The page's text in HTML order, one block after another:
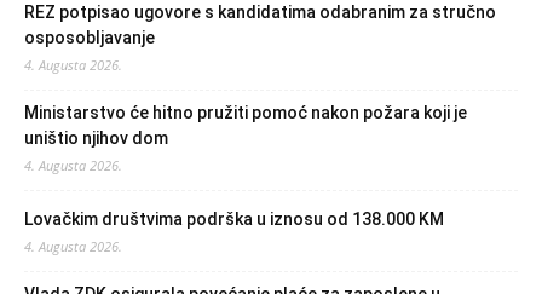
REZ potpisao ugovore s kandidatima odabranim za stručno
osposobljavanje
4. Augusta 2026.
Ministarstvo će hitno pružiti pomoć nakon požara koji je
uništio njihov dom
4. Augusta 2026.
Lovačkim društvima podrška u iznosu od 138.000 KM
4. Augusta 2026.